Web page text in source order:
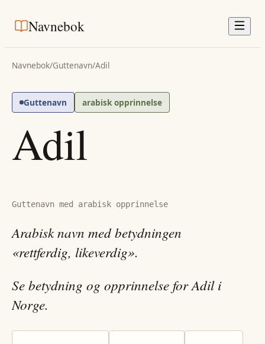
Navnebok
Navnebok/Guttenavn/Adil
Guttenavn arabisk opprinnelse
Adil
Guttenavn med arabisk opprinnelse
Arabisk navn med betydningen
«rettferdig, likeverdig».
Se betydning og opprinnelse for Adil i
Norge.